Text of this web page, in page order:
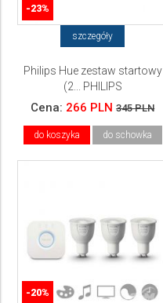
-23%
szczegóły
Philips Hue zestaw startowy
(2... PHILIPS
Cena: 266 PLN 345 PLN
do koszyka do schowka
-20%